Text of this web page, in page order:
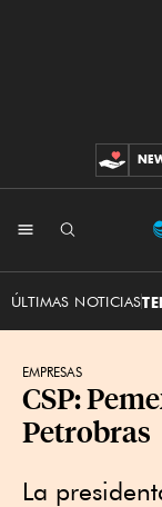
ÚLTIMAS NOTICIAS
EMPRESAS
CSP:
Petrobras
La